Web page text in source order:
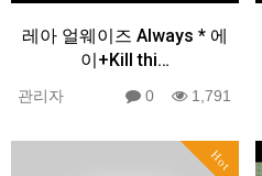
레아 얼웨이즈 Always * 에
이+Kill thi…
관리자 0 1,791
Hot